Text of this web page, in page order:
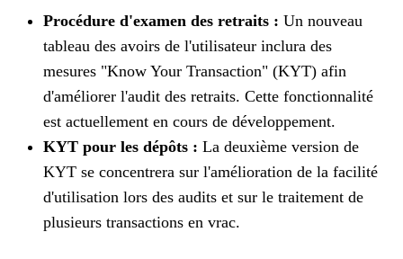
Procédure d'examen des retraits : Un nouveau
tableau des avoirs de l'utilisateur inclura des
mesures "Know Your Transaction" (KYT) afin
d'améliorer l'audit des retraits. Cette fonctionnalité
est actuellement en cours de développement.
KYT pour les dépôts : La deuxième version de
KYT se concentrera sur l'amélioration de la facilité
d'utilisation lors des audits et sur le traitement de
plusieurs transactions en vrac.